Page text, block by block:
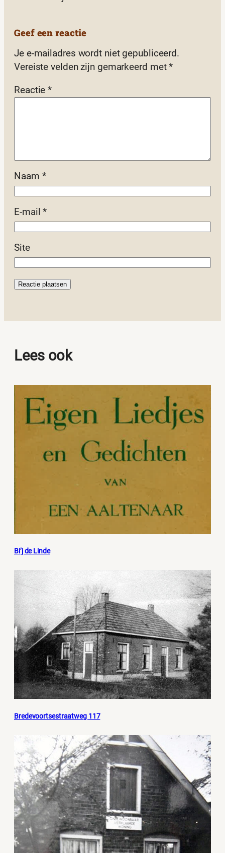
Geef een reactie
Je e-mailadres wordt niet gepubliceerd.
Vereiste velden zijn gemarkeerd met*
Reactie*
Naam *
E-mail*
Site
Lees ook
Bi’j de Linde
Bredevoortsestraatweg 117